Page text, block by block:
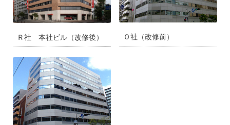
Ｒ社 本社ビル（改修後） Ｏ社（改修前）